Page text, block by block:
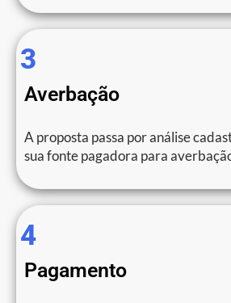
3
Averbação
A proposta passa por análise
sua fonte pagadora para
4
Pagamento